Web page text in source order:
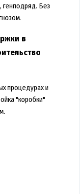
генподряд. Без
в
процедурах и
"коробки"